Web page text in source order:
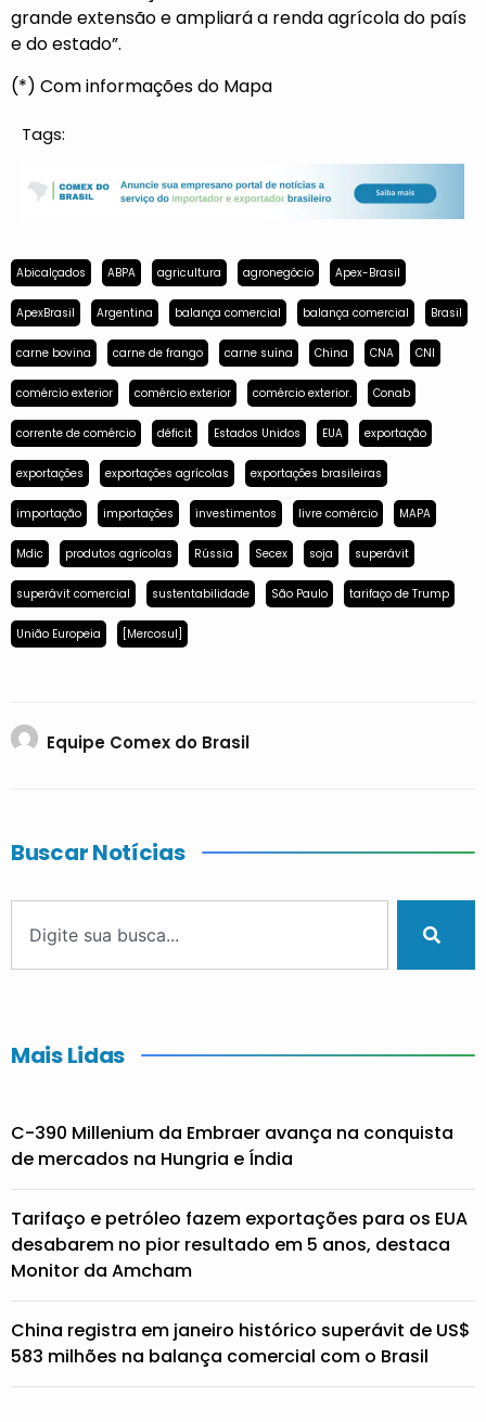
grande extensão e ampliará a renda agrícola do país
e do estado”.
(*) Com informações do Mapa
Tags:
Abicalçados ABPA agricultura agronegócio Apex-Brasil
ApexBrasil Argentina balança comercial balança comercial Brasil
carne bovina carne de frango carne suína China CNA CNI
comércio exterior comércio exterior comércio exterior. Conab
corrente de comércio déficit Estados Unidos EUA exportação
exportações exportações agrícolas exportações brasileiras
importação importações investimentos livre comércio MAPA
Mdic produtos agrícolas Rússia Secex soja superávit
superávit comercial sustentabilidade São Paulo tarifaço de Trump
União Europeia [Mercosul]
Equipe Comex do Brasil
Buscar Notícias
Mais Lidas
C-390 Millenium da Embraer avança na conquista
de mercados na Hungria e Índia
Tarifaço e petróleo fazem exportações para os EUA
desabarem no pior resultado em 5 anos, destaca
Monitor da Amcham
China registra em janeiro histórico superávit de US$
583 milhões na balança comercial com o Brasil